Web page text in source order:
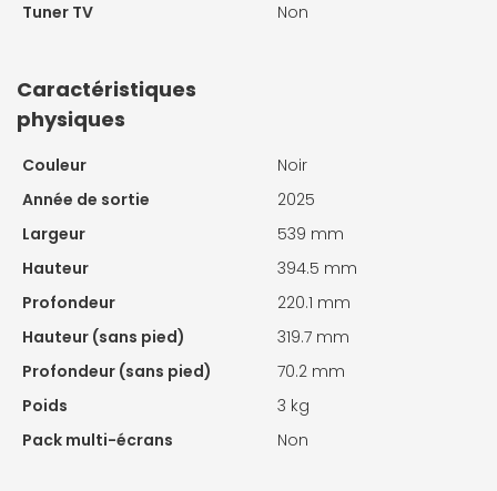
Tuner TV
Non
Caractéristiques
physiques
Couleur
Noir
Année de sortie
2025
Largeur
539 mm
Hauteur
394.5 mm
Profondeur
220.1 mm
Hauteur (sans pied)
319.7 mm
Profondeur (sans pied)
70.2 mm
Poids
3 kg
Pack multi-écrans
Non